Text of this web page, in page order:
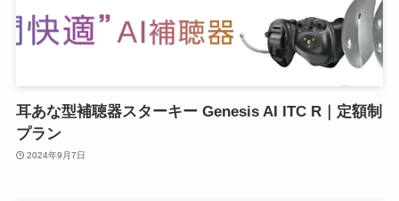
耳あな型補聴器スターキー Genesis AI ITC R｜定額制
プラン
2024年9月7日